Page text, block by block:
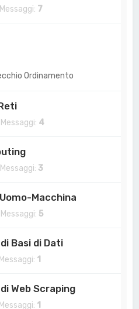
7
Ordinamento
4
3
Macchina
5
Basi di Dati
1
Web Scraping
1